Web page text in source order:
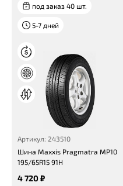
под заказ 40 шт.
5-7 дней
Артикул: 243510
Шина Maxxis Pragmatra MP10
195/65R15 91H
4 720 ₽